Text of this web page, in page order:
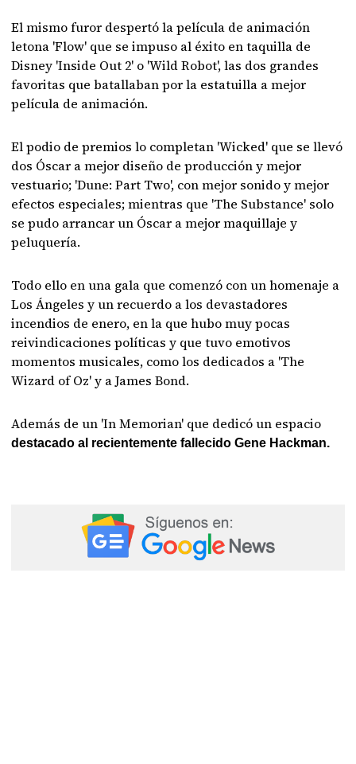
El mismo furor despertó la película de animación
letona 'Flow' que se impuso al éxito en taquilla de
Disney 'Inside Out 2' o 'Wild Robot', las dos grandes
favoritas que batallaban por la estatuilla a mejor
película de animación.
El podio de premios lo completan 'Wicked' que se llevó
dos Óscar a mejor diseño de producción y mejor
vestuario; 'Dune: Part Two', con mejor sonido y mejor
efectos especiales; mientras que 'The Substance' solo
se pudo arrancar un Óscar a mejor maquillaje y
peluquería.
Todo ello en una gala que comenzó con un homenaje a
Los Ángeles y un recuerdo a los devastadores
incendios de enero, en la que hubo muy pocas
reivindicaciones políticas y que tuvo emotivos
momentos musicales, como los dedicados a 'The
Wizard of Oz' y a James Bond.
Además de un 'In Memorian' que dedicó un espacio
destacado al recientemente fallecido Gene Hackman.